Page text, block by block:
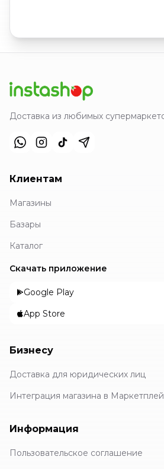
Доставка из любимых
Клиентам
Магазины
Базары
Каталог
Скачать приложение
Google Play
App Store
Бизнесу
Доставка для юридических лиц
Интеграция магазина в
Информация
Пользовательское соглашение